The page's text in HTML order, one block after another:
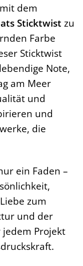
dem
Sticktwist zu
Farbe
Sticktwist
Note,
am Meer
und
und
die
ein Faden –
zum
und der
Projekt